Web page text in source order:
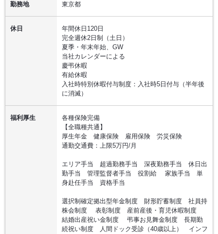
勤務地 東京都
休日
年間休日120日
完全週休2日制（土日）
夏季・年末年始、GW
当社カレンダーによる
慶弔休暇
有給休暇
入社時特別休暇付与制度：入社時5日付与（半年後
に消滅）
福利厚生
各種保険完備
【全職種共通】
厚生年金 健康保険 雇用保険 労災保険
通勤交通費：上限5万円/月
エリア手当 超過勤務手当 深夜勤務手当 休日出
勤手当 管理監督者手当 役割給 家族手当 単
身赴任手当 資格手当
選択制確定拠出型年金制度 財形貯蓄制度 社員持
株会制度 表彰制度 産前産後・育児休暇制度
結婚出産祝い金制度 弔事お見舞金制度 長期勤
続祝い制度 人間ドック受診（40歳以上） インフ